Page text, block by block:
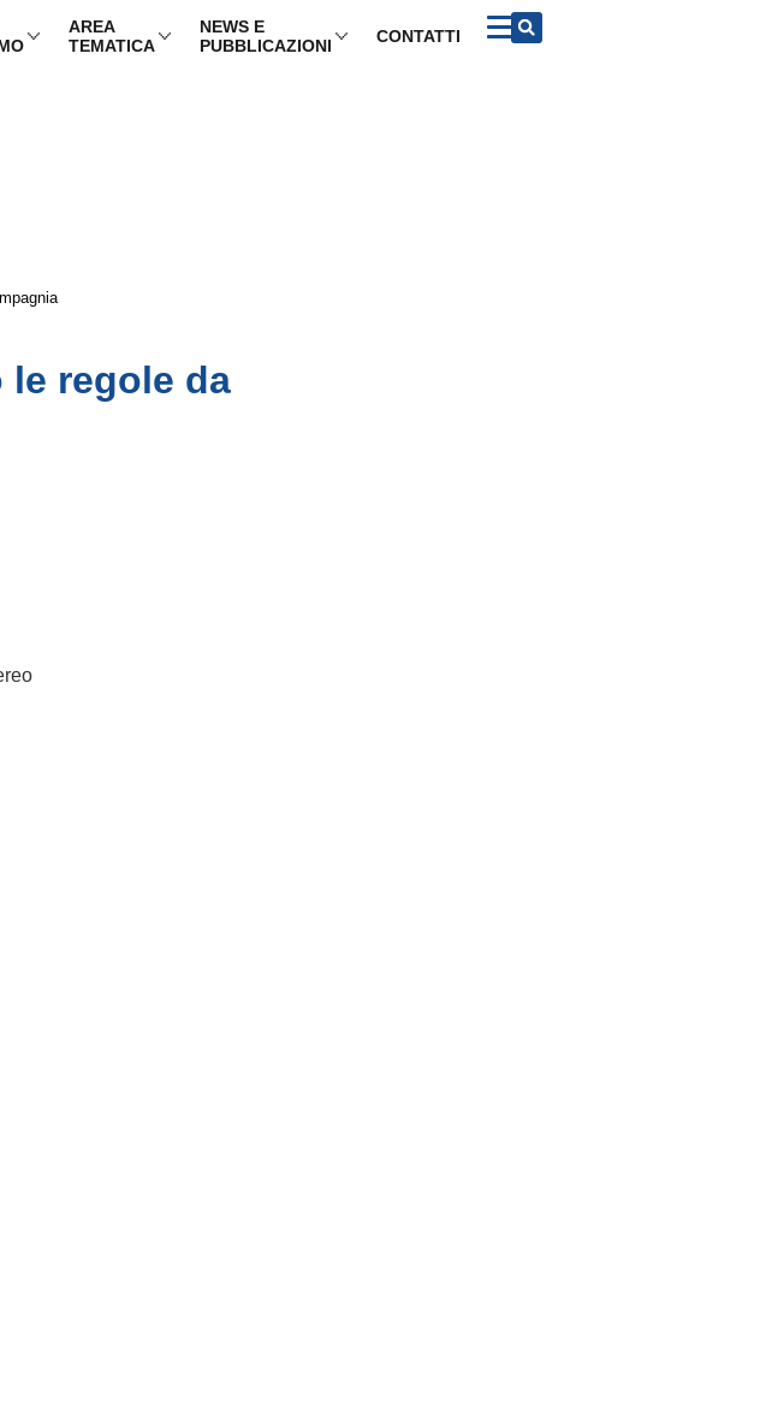
AREA
TEMATICA
NEWS E
PUBBLICAZIONI
CONTATTI
le regole da